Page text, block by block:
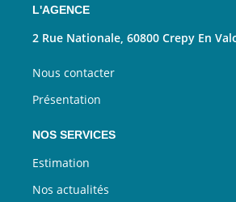
L'AGENCE
2 Rue Nationale, 60800 Crepy En
Nous contacter
Présentation
NOS SERVICES
Estimation
Nos actualités